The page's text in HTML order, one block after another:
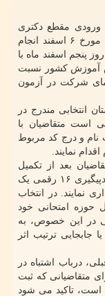
ورودی مقطع دکتری
نیمه متمرکز (Ph.D) سال ۱۴۰۱ در روز جمعه مورخ ۶ اسفند انجام
پنجم اسفند ماه با
آموزش کشور نسبت
شرکت در آزمون
انتخابی مندرج در
است متقاضیان با
راهنمای ثبت نام و درج کد مربوط
نمایند.
بعد از تکمیل
تقاضانامه، دریافت شماره پرونده ۶ رقمی و کدپیگیری ۱۶ رقمی یک
نمایند. در انتخاب
امتحانی خود
از دریافت کد پیگیری ۱۶ رقمی در این خصوص، به
ترتیب اثر
درباب اشتباه در
متقاضیانی که ثبت
است، تاکید می شود